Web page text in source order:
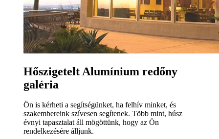
Hőszigetelt Alumínium redőny
galéria
Ön is kérheti a segítségünket, ha felhív minket, és
szakembereink szívesen segítenek. Több mint, húsz
évnyi tapasztalat áll mögöttünk, hogy az Ön
rendelkezésére álljunk.